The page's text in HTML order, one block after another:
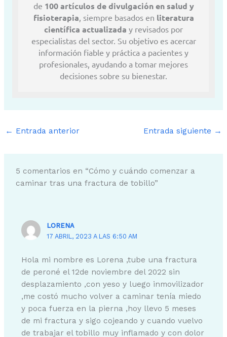
de 100 artículos de divulgación en salud y
fisioterapia, siempre basados en literatura
científica actualizada y revisados por
especialistas del sector. Su objetivo es acercar
información fiable y práctica a pacientes y
profesionales, ayudando a tomar mejores
decisiones sobre su bienestar.
← Entrada anterior Entrada siguiente →
5 comentarios en “Cómo y cuándo comenzar a
caminar tras una fractura de tobillo”
LORENA
17 ABRIL, 2023 A LAS 6:50 AM
Hola mi nombre es Lorena ,tube una fractura
de peroné el 12de noviembre del 2022 sin
desplazamiento ,con yeso y luego inmovilizador
,me costó mucho volver a caminar tenía miedo
y poca fuerza en la pierna ,hoy llevo 5 meses
de mi fractura y sigo cojeando y cuando vuelvo
de trabajar el tobillo muy inflamado y con dolor